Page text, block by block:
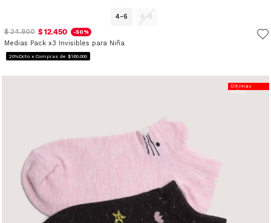
4-6 6-8
$ 24.900 $ 12.450 -50%
Medias Pack x3 Invisibles para Niña
20%Dcto x Compras de $160.000
Últimas
Tallas